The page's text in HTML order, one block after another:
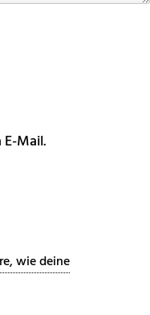
Mail.
wie deine